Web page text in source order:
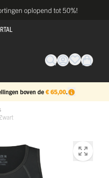
oplopend tot 50%!
boven de € 65,00.